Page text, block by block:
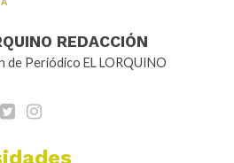
REDACCIÓN
de Periódico EL LORQUINO